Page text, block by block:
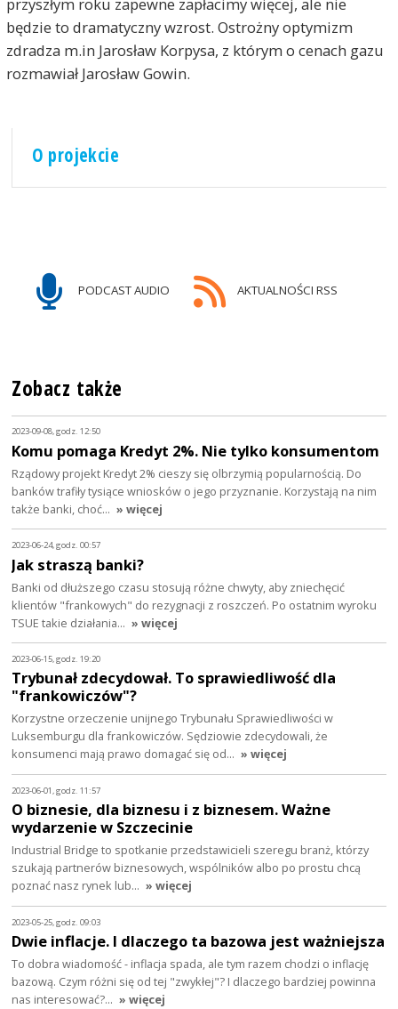
będzie to dramatyczny wzrost. Ostrożny optymizm
zdradza m.in Jarosław Korpysa, z którym o cenach gazu
rozmawiał Jarosław Gowin.
O projekcie
PODCAST AUDIO AKTUALNOŚCI RSS
Zobacz także
2023-09-08, godz. 12:50
Komu pomaga Kredyt 2%. Nie tylko konsumentom
Rządowy projekt Kredyt 2% cieszy się olbrzymią popularnością. Do
banków trafiły tysiące wniosków o jego przyznanie. Korzystają na nim
także banki, choć… » więcej
2023-06-24, godz. 00:57
Jak straszą banki?
Banki od dłuższego czasu stosują różne chwyty, aby zniechęcić
klientów "frankowych" do rezygnacji z roszczeń. Po ostatnim wyroku
TSUE takie działania… » więcej
2023-06-15, godz. 19:20
Trybunał zdecydował. To sprawiedliwość dla
"frankowiczów"?
Korzystne orzeczenie unijnego Trybunału Sprawiedliwości w
Luksemburgu dla frankowiczów. Sędziowie zdecydowali, że
konsumenci mają prawo domagać się od… » więcej
2023-06-01, godz. 11:57
O biznesie, dla biznesu i z biznesem. Ważne
wydarzenie w Szczecinie
Industrial Bridge to spotkanie przedstawicieli szeregu branż, którzy
szukają partnerów biznesowych, wspólników albo po prostu chcą
poznać nasz rynek lub… » więcej
2023-05-25, godz. 09:03
Dwie inflacje. I dlaczego ta bazowa jest ważniejsza
To dobra wiadomość - inflacja spada, ale tym razem chodzi o inflację
bazową. Czym różni się od tej "zwykłej"? I dlaczego bardziej powinna
nas interesować?… » więcej